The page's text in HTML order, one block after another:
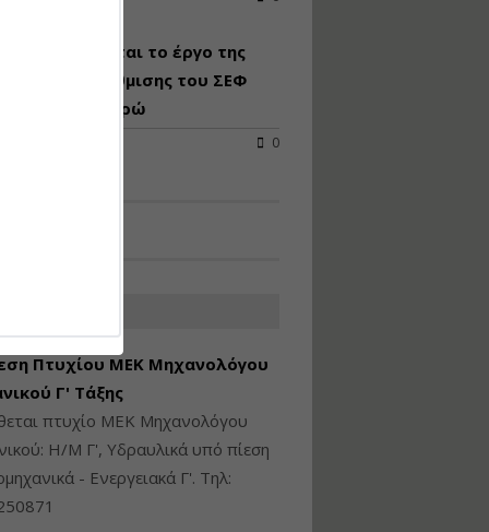
το έργο της
αναβάθμισης του ΣΕΦ
24,8 εκατ. ευρώ
0
Πτυχίου ΜΕΚ Μηχανολόγου
Γ' Τάξης
πτυχίο ΜΕΚ Μηχανολόγου
Η/Μ Γ', Υδραυλικά υπό πίεση
- Ενεργειακά Γ'. Τηλ:
Εισηγήτρια:Αναστασία Μητρακάκη
Διάρκεια: 9 ώρες